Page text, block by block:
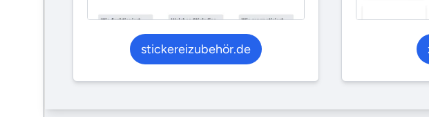
stickereizubehör.de